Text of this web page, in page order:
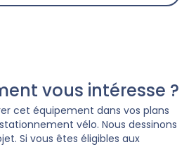
vous intéresse ?
cet équipement dans vos plans
vélo. Nous dessinons
Si vous êtes éligibles aux